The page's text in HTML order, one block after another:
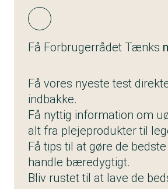
Få Forbrugerrådet Tænks
Få vores nyeste test
indbakke.
Få nyttig information om
alt fra plejeprodukter til
Få tips til at gøre de
handle bæredygtigt.
Bliv rustet til at lave de